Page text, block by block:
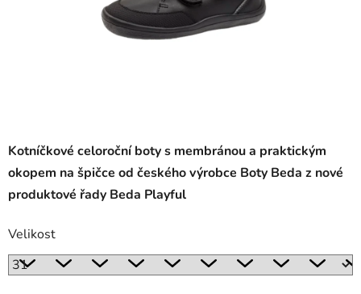
Kotníčkové celoroční boty s membránou a praktickým
okopem na špičce od českého výrobce Boty Beda z nové
produktové řady Beda Playful
Velikost